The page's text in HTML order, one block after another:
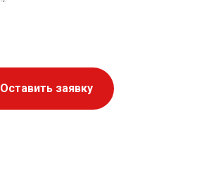
Оставить заявку